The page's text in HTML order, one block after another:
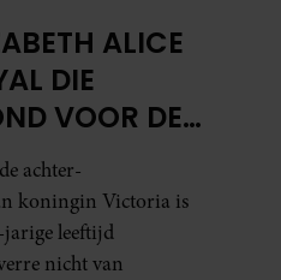
ALICE
DIE
VOOR DE
BABY
achter-
koningin Victoria is
jarige leeftijd
nicht van